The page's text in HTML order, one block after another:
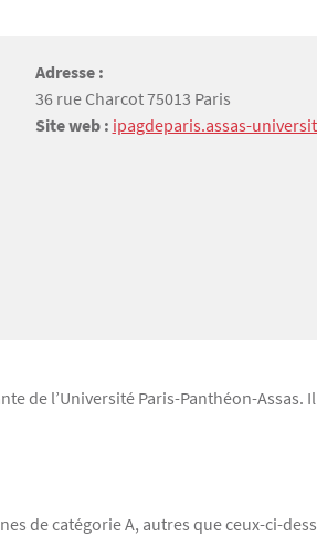
Adresse :
36 rue Charcot 75013 Paris
Site web : ipagdeparis.assas-
de l’Université Paris-Panthéon-
de catégorie A, autres que ceux-ci-